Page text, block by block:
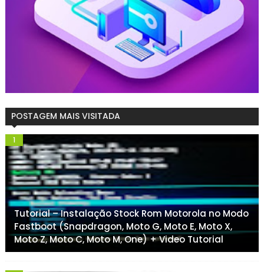
POSTAGEM MAIS VISITADA
Tutorial – Instalação Stock Rom Motorola no Modo
Fastboot (Snapdragon, Moto G, Moto E, Moto X,
Moto Z, Moto C, Moto M, One) + Video Tutorial